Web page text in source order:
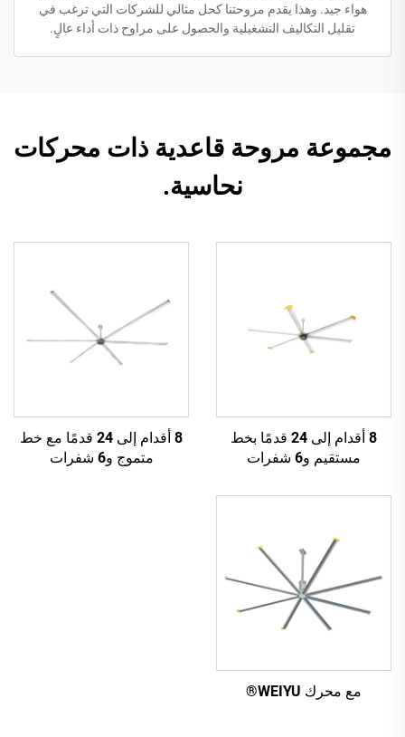
هواء جيد. وهذا يقدم مروحتنا كحل مثالي للشركات التي ترغب في
تقليل التكاليف التشغيلية والحصول على مراوح ذات أداء عالٍ.
مجموعة مروحة قاعدية ذات محركات
نحاسية.
8 أقدام إلى 24 قدمًا بخط
مستقيم و6 شفرات
8 أقدام إلى 24 قدمًا مع خط
متموج و6 شفرات
مع محرك WEIYU®